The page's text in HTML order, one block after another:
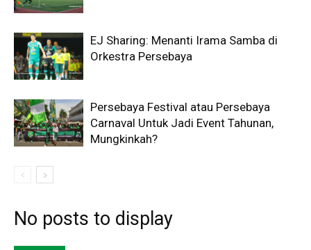
EJ Sharing: Menanti Irama Samba di
Orkestra Persebaya
Persebaya Festival atau Persebaya
Carnaval Untuk Jadi Event Tahunan,
Mungkinkah?
No posts to display